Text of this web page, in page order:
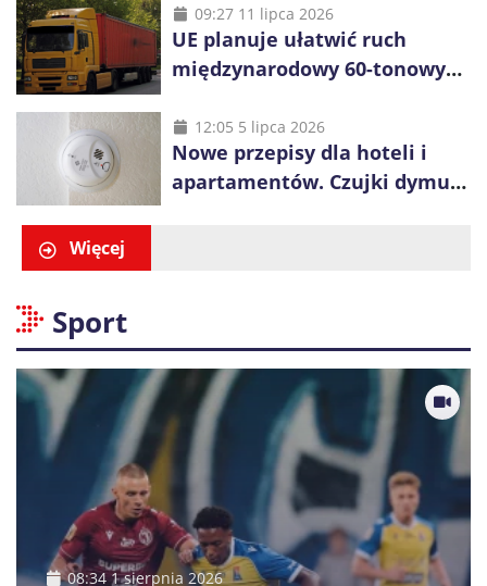
vouchery
09:27 11 lipca 2026
UE planuje ułatwić ruch
międzynarodowy 60-tonowych
konkurencji
12:05 5 lipca 2026
Nowe przepisy dla hoteli i
apartamentów. Czujki dymu
Więcej
Sport
08:34 1 sierpnia 2026